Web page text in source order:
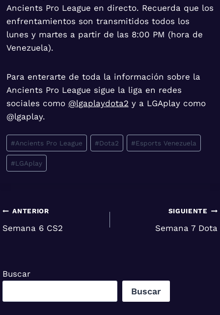
Ancients Pro League en directo. Recuerda que los
enfrentamientos son transmitidos todos los
lunes y martes a partir de las 8:00 PM (hora de
Venezuela).
Para enterarte de toda la información sobre la
Ancients Pro League sigue la liga en redes
sociales como @lgaplaydota2 y a LGAplay como
@lgaplay.
Etiquetas
de
la
#Ancients Pro League #Dota2 #Esports Venezuela
#LGAplay
Navegación
de
ANTERIOR
Semana 6 CS2
SIGUIENTE
Semana 7 Dota
Buscar
Buscar